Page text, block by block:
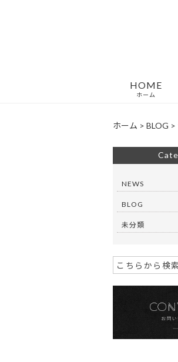
HOME
ホーム
ホーム > BLOG >
NEWS
BLOG
未分類